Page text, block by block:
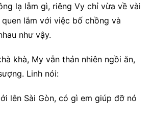
lạ lẫm gì, riêng Vy chỉ vừa về vài
lắm với việc bố chồng và
như vậy.
khà, My vẫn thản nhiên ngồi ăn,
Linh nói:
lên Sài Gòn, có gì em giúp đỡ nó